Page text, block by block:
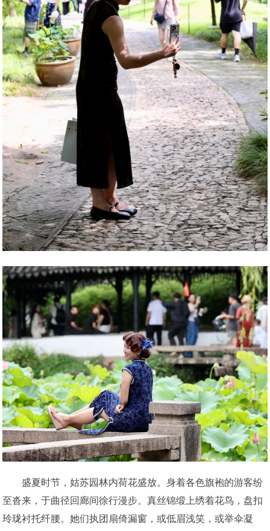
盛夏时节，姑苏园林内荷花盛放。身着各色旗袍的游客纷
至沓来，于曲径回廊间徐行漫步。真丝锦缎上绣着花鸟，盘扣
玲珑衬托纤腰。她们执团扇倚漏窗，或低眉浅笑，或举伞凝